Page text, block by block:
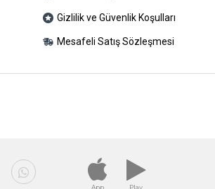
Gizlilik ve Güvenlik Koşulları
Mesafeli Satış Sözleşmesi
App Play